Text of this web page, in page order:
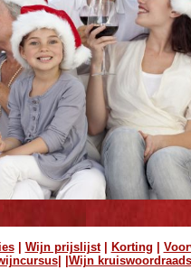
| Wijn prijslijst| Korting
| | Wijn